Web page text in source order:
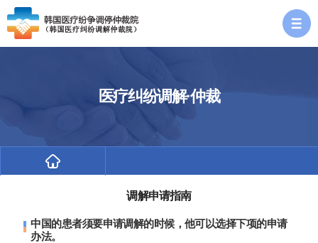
医疗纠纷调解·仲裁
调解申请指南
中国的患者须要申请调解的时候，他可以选择下项的申请
办法。